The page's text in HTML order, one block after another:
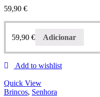
59,90 €
59,90 € Adicionar
Add to wishlist
Quick View
Brincos, Senhora